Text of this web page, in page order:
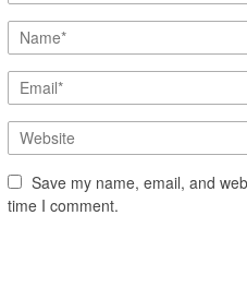
Save my name, email, and
time I comment.